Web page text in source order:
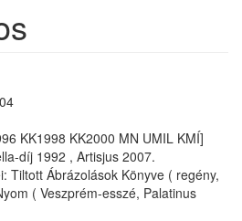
KK1998 KK2000 MN UMIL KMÍ]
díj 1992 , Artisjus 2007.
Tiltott Ábrázolások Könyve ( regény,
( Veszprém-esszé, Palatinus